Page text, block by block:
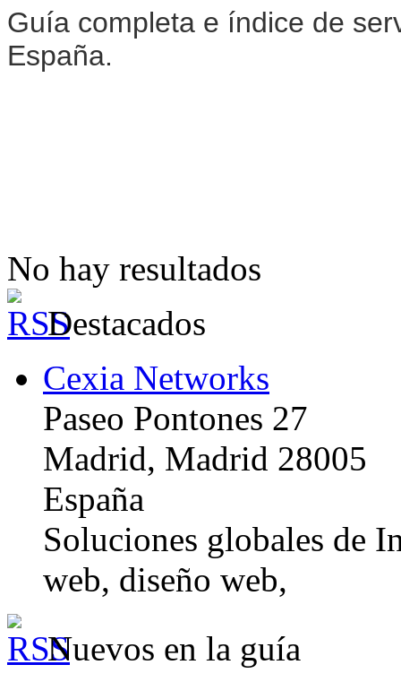
Guía completa e índice de
España.
No hay resultados
Destacados
Cexia Networks
Paseo Pontones 27
Madrid, Madrid 28005
España
Soluciones globales de
web, diseño web,
Nuevos en la guía